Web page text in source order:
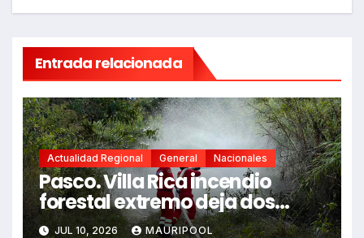
Entrada relacionada
Actualidad Regional General Nacionales
Pasco. Villa Rica incendio
forestal extremo deja dos
fallecidos y heridos
JUL 10, 2026 MAURIPOOL